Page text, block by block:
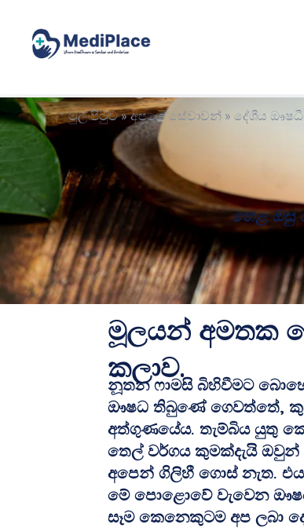
මුල් පිටුව»අපගේ සේවාවන් » දේශීය
හෙළ ඔසු
මූලයන් අමතක
කලාව.
නූතන ෆාමසි බිහිවීමට
ඖෂධ තිබුණේ ගෙවත්තේ,
අත්ගුණයේය. තැම්බිය යුතු
තෙල් වර්ගය කුමක්දැයි ඔවුන්
අපෙන් ගිලිහී ගොස් නැත.
මේ පොළොවේ වැවෙන
සෑම කෙනෙකුටම අප ලබා